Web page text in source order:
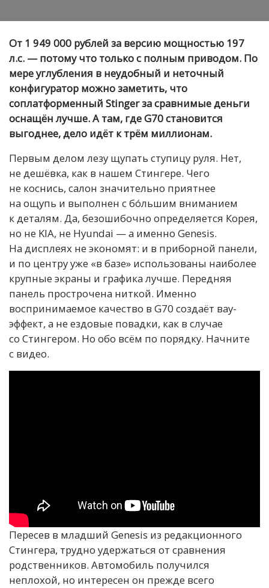
От 1 949 000 рублей за версию мощностью 197
л.с. — потому что только с полным приводом. По
мере углубления в неудобный и неточный
конфигуратор можно заметить, что
соплатформенный Stinger за сравнимые деньги
оснащён лучше. А там, где G70 становится
выгоднее, дело идёт к трём миллионам.
Первым делом лезу щупать ступицу руля. Нет,
не дешёвка, как в нашем Стингере. Чего
не коснись, салон значительно приятнее
на ощупь и выполнен с бóльшим вниманием
к деталям. Да, безошибочно определяется Корея,
но не KIA, не Hyundai — а именно Genesis.
На дисплеях не экономят: и в приборной панели,
и по центру уже «в базе» использованы наиболее
крупные экраны и графика лучше. Передняя
панель прострочена ниткой. Именно
воспринимаемое качество в G70 создаёт вау-
эффект, а не ездовые повадки, как в случае
со Стингером. Но обо всём по порядку. Начните
с видео.
Пересев в младший Genesis из редакционного
Стингера, трудно удержаться от сравнения
родственников. Автомобиль получился
неплохой, но интересен он прежде всего